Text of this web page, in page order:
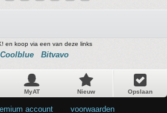
en koop via een van deze links
Coolblue Bitvavo
MyAT Nieuw Opslaan
account voorwaarden